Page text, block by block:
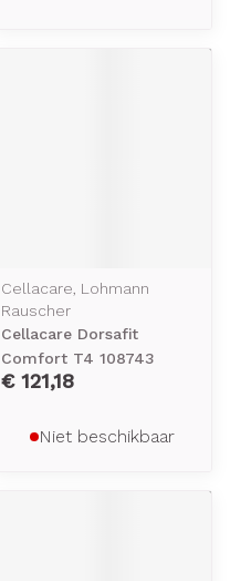
Cellacare, Lohmann
Rauscher
Cellacare Dorsafit
Comfort T4 108743
€ 121,18
Niet beschikbaar